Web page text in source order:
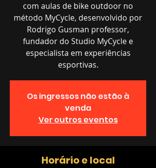
com aulas de bike outdoor no
método MyCycle, desenvolvido por
Rodrigo Gusman professor,
fundador do Studio MyCycle e
especialista em experiências
esportivas.
Os ingressos não estão à
venda
Ver outros eventos
Horário e local